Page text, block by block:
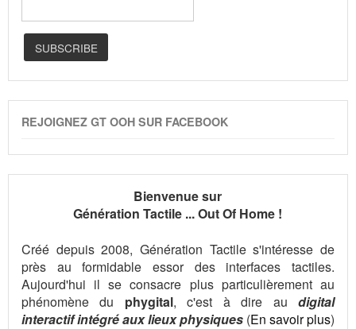
REJOIGNEZ GT OOH SUR FACEBOOK
Bienvenue sur
Génération Tactile ... Out Of Home !
Créé depuis 2008, Génération Tactile s'intéresse de
près au formidable essor des interfaces tactiles.
Aujourd'hui il se consacre plus particulièrement au
phénomène du phygital, c'est à dire audigital
interactif intégré aux lieux physiques (En savoir plus)